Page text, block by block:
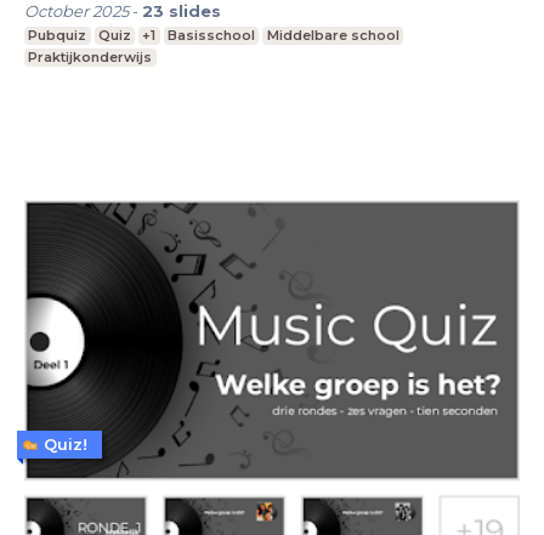
October 2025- 23 slides
Pubquiz Quiz +1 Basisschool
Middelbare school
Praktijkonderwijs
Quiz!